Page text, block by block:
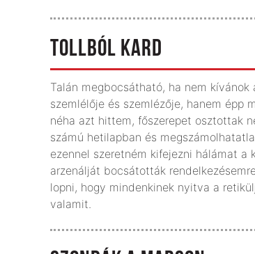
TOLLBÓL KARD
Talán megbocsátható, ha nem
szemlélője és szemlézője, hanem épp
néha azt hittem, főszerepet osztottak
számú hetilapban és
ezennel szeretném kifejezni hálámat a
arzenálját bocsátották
lopni, hogy mindenkinek nyitva a
valamit.